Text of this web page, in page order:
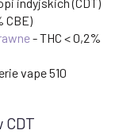
indyjskich (CDT)
CBE)
- THC < 0,2%
vape 510